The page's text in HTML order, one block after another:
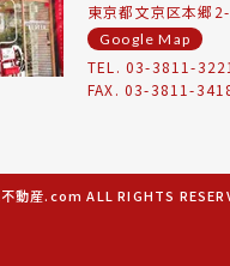
東京都文京区本郷
Google Map
TEL. 03-3811-3221
FAX. 03-3811-
動産.com ALL RIGHTS